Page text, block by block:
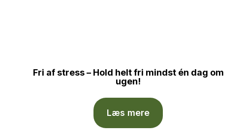
Fri af stress – Hold helt fri mindst én dag om
ugen!
Læs mere